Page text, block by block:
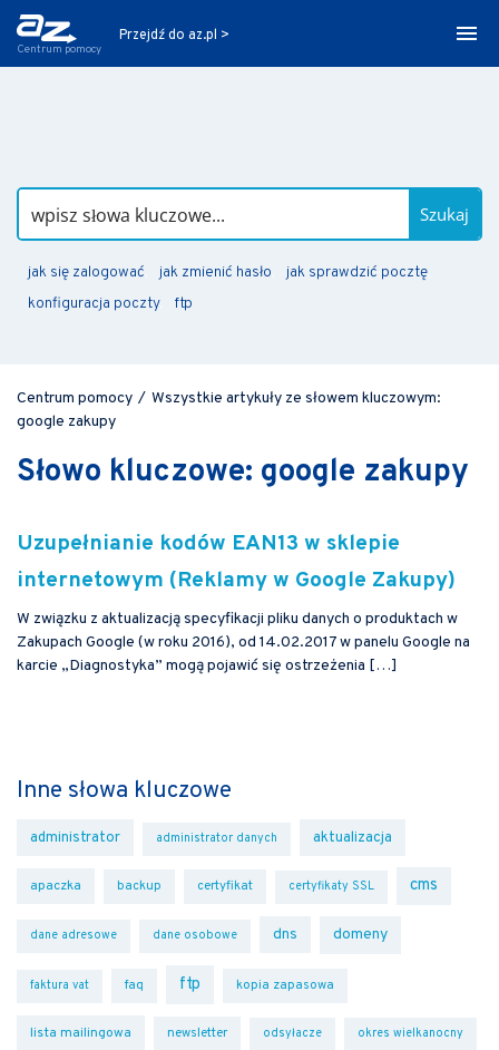
Centrum pomocy
Przejdź do az.pl >
Szukaj
jak się zalogować jak zmienić hasło
jak sprawdzić pocztę
konfiguracja poczty
ftp
Centrum pomocy / Wszystkie artykuły ze słowem kluczowym:
google zakupy
Słowo kluczowe: google zakupy
Uzupełnianie kodów EAN13 w sklepie
internetowym (Reklamy w Google Zakupy)
W związku z aktualizacją specyfikacji pliku danych o produktach w
Zakupach Google (w roku 2016), od 14.02.2017 w panelu Google na
karcie „Diagnostyka” mogą pojawić się ostrzeżenia […]
Inne słowa kluczowe
administrator administrator danych aktualizacja
apaczka backup certyfikat certyfikaty SSL cms
dane adresowe dane osobowe dns domeny
faktura vat faq ftp kopia zapasowa
lista mailingowa newsletter odsyłacze okres wielkanocny